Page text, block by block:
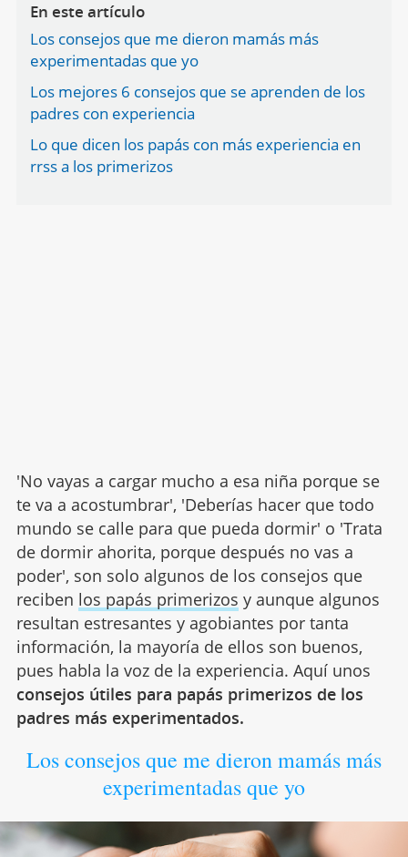
En este artículo
Los consejos que me dieron mamás más
experimentadas que yo
Los mejores 6 consejos que se aprenden de los
padres con experiencia
Lo que dicen los papás con más experiencia en
rrss a los primerizos
'No vayas a cargar mucho a esa niña porque se
te va a acostumbrar', 'Deberías hacer que todo
mundo se calle para que pueda dormir' o 'Trata
de dormir ahorita, porque después no vas a
poder', son solo algunos de los consejos que
reciben los papás primerizos y aunque algunos
resultan estresantes y agobiantes por tanta
información, la mayoría de ellos son buenos,
pues habla la voz de la experiencia. Aquí unos
consejos útiles para papás primerizos de los
padres más experimentados.
Los consejos que me dieron mamás más
experimentadas que yo